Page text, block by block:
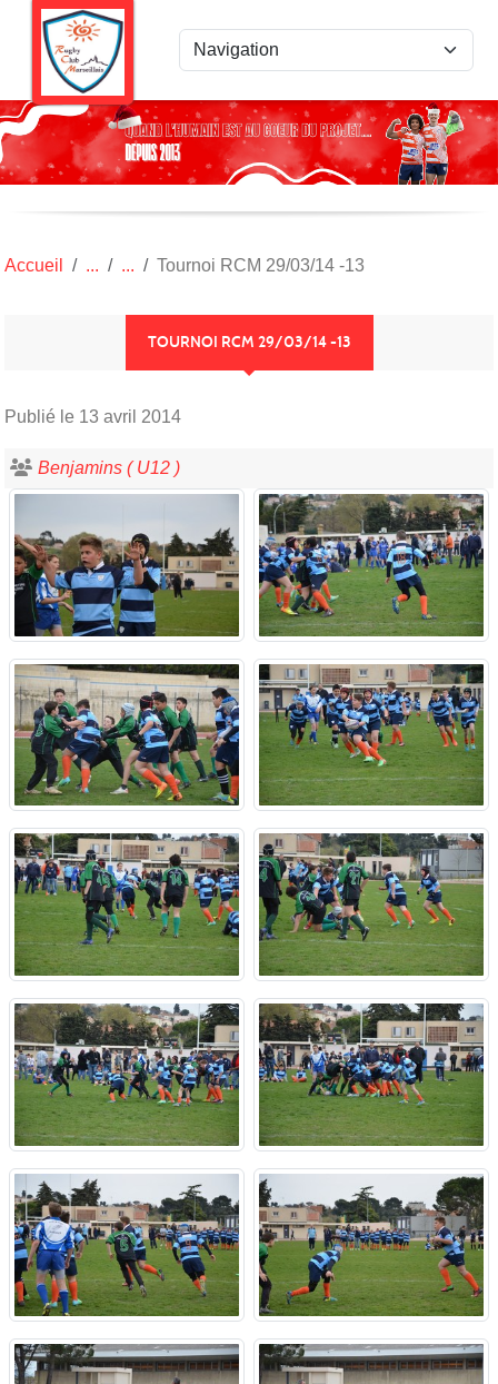
Accueil Tournoi RCM 29/03/14 -13
TOURNOI RCM 29/03/14 -13
Publié le 13 avril 2014
Benjamins ( U12 )
Panneau de gestion des cookies